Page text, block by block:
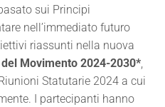
sui Principi
nell’immediato futuro
riassunti nella nuova
Movimento 2024-2030*,
Statutarie 2024 a cui
I partecipanti hanno